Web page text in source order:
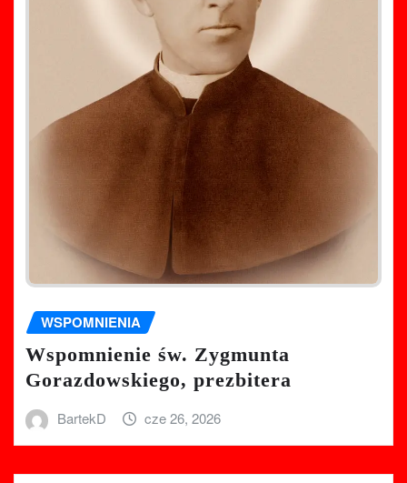
WSPOMNIENIA
Wspomnienie św. Zygmunta
Gorazdowskiego, prezbitera
BartekD cze 26, 2026